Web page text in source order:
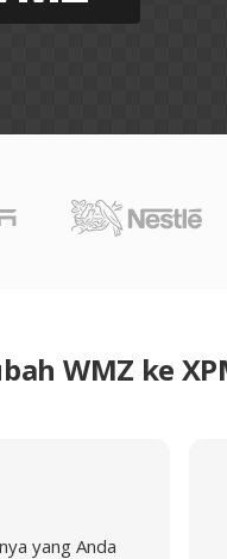
WMZ ke
yang Anda